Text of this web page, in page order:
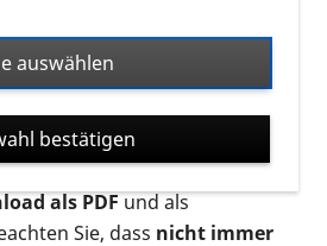
um ausschließlich
Audios oder Videos zu
und Broschüren werden in
angeboten: zur
als gedruckte Variante
als PDFund als
Sie, dass nicht immer
auswählen
bestätigen